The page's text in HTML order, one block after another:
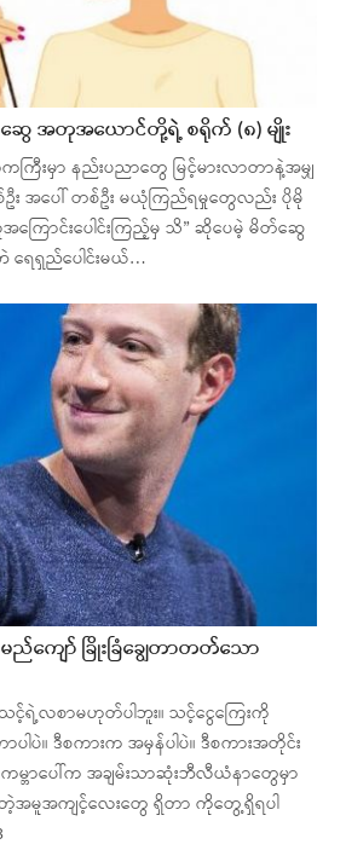
အတုအယောင်တို့ရဲ့ စရိုက် (၈) မျိုး
ြီးမှာ နည်းပညာတွေ မြင့်မားလာတာနဲ့အမျှ
း အပေါ် တစ်ဦး မယုံကြည်ရမှုတွေလည်း ပိုမို
ကြောင်းပေါင်းကြည့်မှ သိ” ဆိုပေမဲ့ မိတ်ဆွေ
ရေရှည်ပေါင်းမယ်…
ည်ကျော် ခြိုးခြံချွေတာတတ်သော
င့်ရဲ့လစာမဟုတ်ပါဘူး။ သင့်ငွေကြေးကို
။ ဒီစကားက အမှန်ပါပဲ။ ဒီစကားအတိုင်း
ဘာပေါ်က အချမ်းသာဆုံးဘီလီယံနာတွေမှာ
တဲ့အမူအကျင့်လေးတွေ ရှိတာ ကိုတွေ့ရှိရပါ